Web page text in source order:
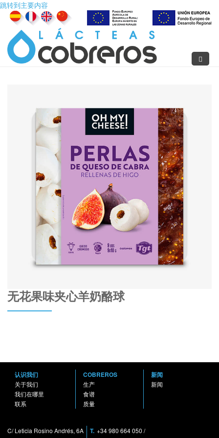
跳转到主要内容
无花果味夹心羊奶酪球
认识我们
关于我们
我们在哪里
联系
COBREROS
生产
食谱
质量
新闻
新闻
C/ Leticia Rosino Andrés, 6A
T. +34 980 664 050 /